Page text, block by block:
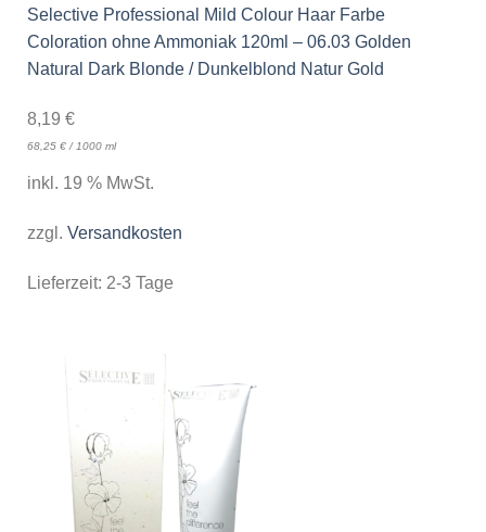
Selective Professional Mild Colour Haar Farbe
Coloration ohne Ammoniak 120ml – 06.03 Golden
Natural Dark Blonde / Dunkelblond Natur Gold
8,19 €
68,25 €/ 1000 ml
inkl. 19 % MwSt.
zzgl. Versandkosten
Lieferzeit: 2-3 Tage